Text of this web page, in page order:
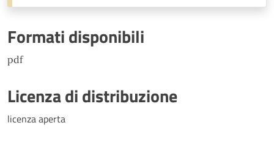
Formati disponibili
pdf
Licenza di distribuzione
licenza aperta